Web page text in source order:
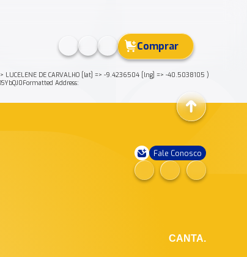
Comprar
LUCELENE DE CARVALHO [lat] => -9.4236504 [lng] => -40.5038105 )
Address:
Fale Conosco
CANTA.